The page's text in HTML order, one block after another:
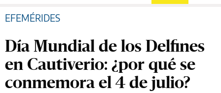
EFEMÉRIDES
Día Mundial de los Delfines
en Cautiverio: ¿por qué se
conmemora el 4 de julio?